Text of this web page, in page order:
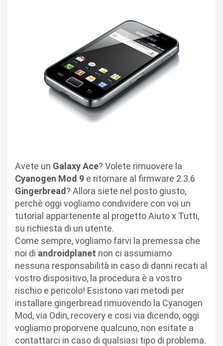
Avete un Galaxy Ace? Volete rimuovere la
Cyanogen Mod 9 e ritornare al firmware 2.3.6
Gingerbread? Allora siete nel posto giusto,
perchè oggi vogliamo condividere con voi un
tutorial appartenente al progetto Aiuto x Tutti,
su richiesta di un utente.
Come sempre, vogliamo farvi la premessa che
noi di androidplanet non ci assumiamo
nessuna responsabilità in caso di danni recati al
vostro dispositivo, la procedura è a vostro
rischio e pericolo! Esistono vari metodi per
installare gingerbread rimuovendo la Cyanogen
Mod, via Odin, recovery e cosi via dicendo, oggi
vogliamo proporvene qualcuno, non esitate a
contattarci in caso di qualsiasi tipo di problema.